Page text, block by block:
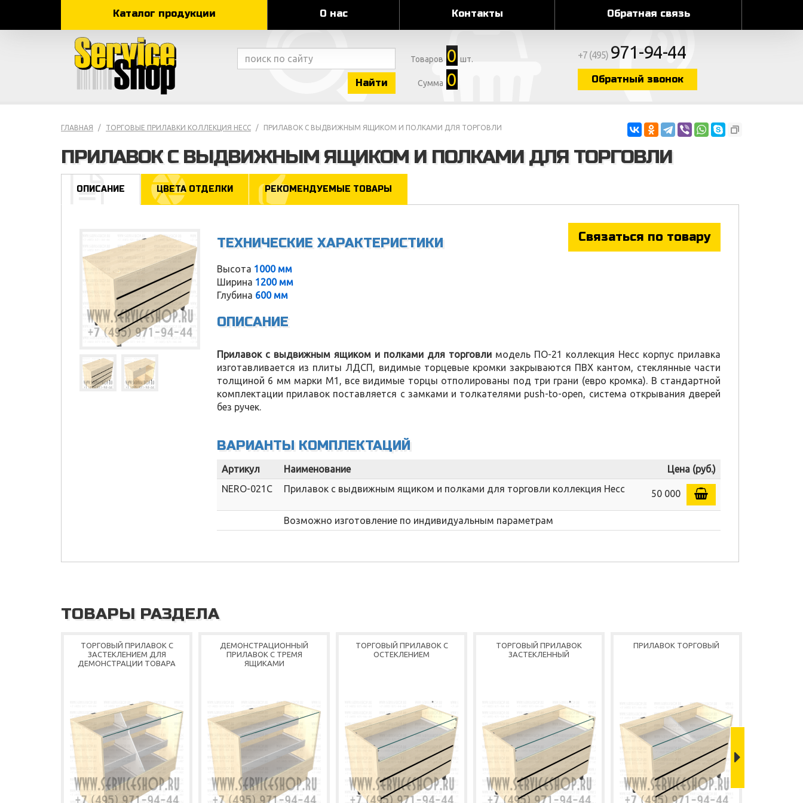
Каталог продукции О нас Контакты Обратная связь
Найти
Товаров 0 шт.
Сумма 0
+7 (495) 971-94-44
Обратный звонок
ГЛАВНАЯ ТОРГОВЫЕ ПРИЛАВКИ КОЛЛЕКЦИЯ НЕСС ПРИЛАВОК С ВЫДВИЖНЫМ ЯЩИКОМ И ПОЛКАМИ ДЛЯ ТОРГОВЛИ
ПРИЛАВОК С ВЫДВИЖНЫМ ЯЩИКОМ И ПОЛКАМИ ДЛЯ ТОРГОВЛИ
ОПИСАНИЕ ЦВЕТА ОТДЕЛКИ РЕКОМЕНДУЕМЫЕ ТОВАРЫ
Связаться по товару
ТЕХНИЧЕСКИЕ ХАРАКТЕРИСТИКИ
Высота 1000 мм
Ширина 1200 мм
Глубина 600 мм
ОПИСАНИЕ
Прилавок с выдвижным ящиком и полками для торговли модель ПО-21 коллекция Несс корпус прилавка
изготавливается из плиты ЛДСП, видимые торцевые кромки закрываются ПВХ кантом, стеклянные части
толщиной 6 мм марки М1, все видимые торцы отполированы под три грани (евро кромка). В стандартной
комплектации прилавок поставляется с замками и толкателями push-to-open, система открывания дверей
без ручек.
ВАРИАНТЫ КОМПЛЕКТАЦИЙ
Артикул Наименование
Цена (руб.)
NERO-021C
Прилавок с выдвижным ящиком и полками для торговли коллекция Несс 50 000
Возможно изготовление по индивидуальным параметрам
ТОВАРЫ РАЗДЕЛА
ТОРГОВЫЙ ПРИЛАВОК С
ЗАСТЕКЛЕНИЕМ ДЛЯ
ДЕМОНСТРАЦИИ ТОВАРА
ДЕМОНСТРАЦИОННЫЙ
ПРИЛАВОК С ТРЕМЯ
ЯЩИКАМИ
ТОРГОВЫЙ ПРИЛАВОК С
ОСТЕКЛЕНИЕМ
ТОРГОВЫЙ ПРИЛАВОК
ЗАСТЕКЛЕННЫЙ
ПРИЛАВОК ТОРГОВЫЙ